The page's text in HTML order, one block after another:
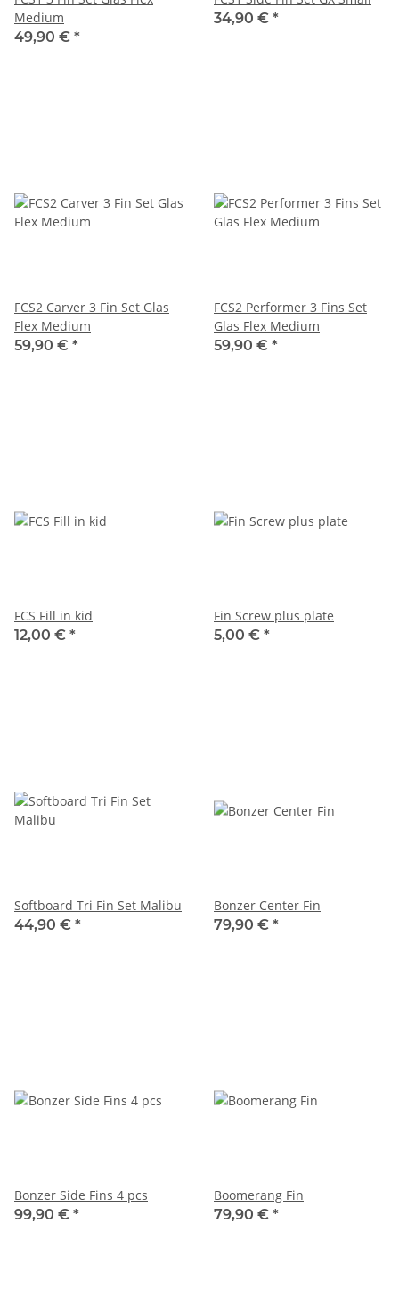
Medium
49,90 € *
34,90 € *
FCS2 Carver 3 Fin Set Glas
Flex Medium
59,90 € *
FCS2 Performer 3 Fins Set
Glas Flex Medium
59,90 € *
FCS Fill in kid
12,00 € *
Fin Screw plus plate
5,00 € *
Softboard Tri Fin Set Malibu
44,90 € *
Bonzer Center Fin
79,90 € *
Bonzer Side Fins 4 pcs
99,90 € *
Boomerang Fin
79,90 € *